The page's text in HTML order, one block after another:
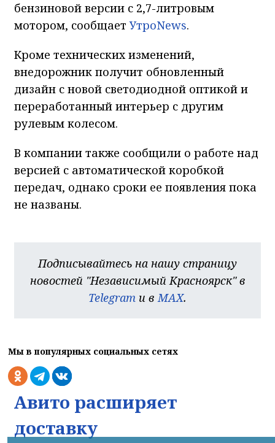
бензиновой версии с 2,7-литровым
мотором, сообщаетУтроNews.
Кроме технических изменений,
внедорожник получит обновленный
дизайн с новой светодиодной оптикой и
переработанный интерьер с другим
рулевым колесом.
В компании также сообщили о работе над
версией с автоматической коробкой
передач, однако сроки ее появления пока
не названы.
Подписывайтесь на нашу страницу
новостей "Независимый Красноярск" в
Telegram и вMAX.
Мы в популярных социальных сетях
Авито расширяет
доставку